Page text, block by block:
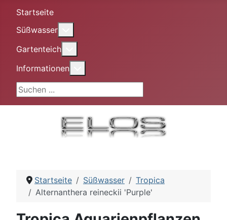
Startseite
Süßwasser
Gartenteich
Informationen
Suchen ...
Startseite Süßwasser
Tropica
Alternanthera reineckii 'Purple'